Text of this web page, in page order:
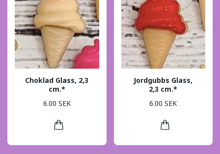
Choklad Glass, 2,3
cm.*
6.00 SEK
Jordgubbs Glass,
2,3 cm.*
6.00 SEK